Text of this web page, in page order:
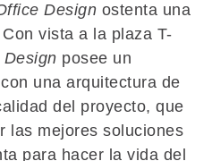
Design ostenta una
vista a la plaza T-
posee un
una arquitectura de
del proyecto, que
las mejores soluciones
para hacer la vida del